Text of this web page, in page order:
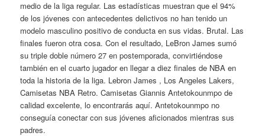
medio de la liga regular. Las estadísticas muestran que el 94%
de los jóvenes con antecedentes delictivos no han tenido un
modelo masculino positivo de conducta en sus vidas. Brutal. Las
finales fueron otra cosa. Con el resultado, LeBron James sumó
su triple doble número 27 en postemporada, convirtiéndose
también en el cuarto jugador en llegar a diez finales de NBA en
toda la historia de la liga. Lebron James , Los Angeles Lakers,
Camisetas NBA Retro. Camisetas Giannis Antetokounmpo de
calidad excelente, lo encontrarás aquí. Antetokounmpo no
conseguía conectar con sus jóvenes aficionados mientras sus
padres.